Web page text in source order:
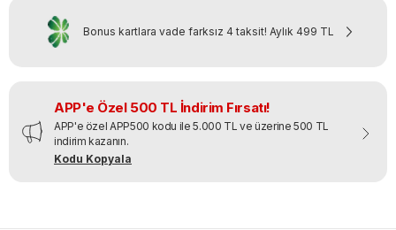
Bonus kartlara vade farksız 4 taksit! Aylık 499 TL
APP'e Özel 500 TL İndirim Fırsatı!
APP'e özel APP500 kodu ile 5.000 TL ve üzerine 500 TL
indirim kazanın.
Kodu Kopyala